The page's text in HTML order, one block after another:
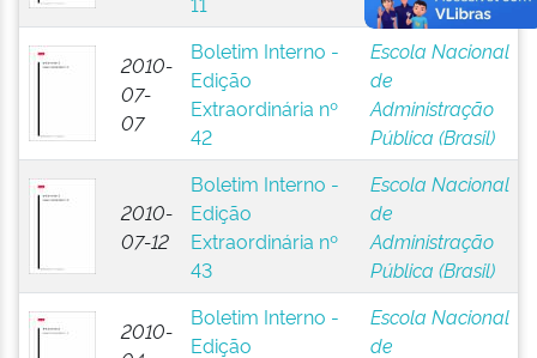
2010-
07-
07
Boletim Interno -
Edição
Extraordinária nº
42
Escola Nacional
de
Administração
Pública (Brasil)
2010-
07-12
Boletim Interno -
Edição
Extraordinária nº
43
Escola Nacional
de
Administração
Pública (Brasil)
2010-
Boletim Interno -
Edição
Escola Nacional
de